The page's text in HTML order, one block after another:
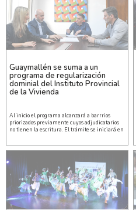
Guaymallén se suma a un
programa de regularización
dominial del Instituto Provincial
de la Vivienda
Al inicio el programa alcanzará a barrrios
priorizados previamente cuyos adjudicatarios
no tienen la escritura. El trámite se iniciará en